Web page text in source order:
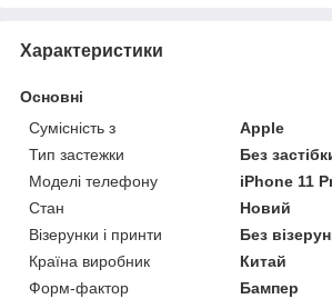
Характеристики
Основні
Сумісність з
Apple
Тип застежки
Без
Моделі телефону
iPhone 11
Стан
Новий
Візерунки і принти
Без
Країна виробник
Китай
Форм-фактор
Бампер